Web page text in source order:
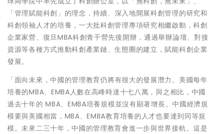
「管理賦能科創 」 的理念，持續、深入地開展科創管理的研究和
科創領袖人才的培養，一大批科創管理專項研究相繼啟動，科創
企業家營、復旦MBA科創青干營先後開辦，通過舉辦論壇、對接
資源等各種方式推動科創產業鏈、生態圈的建立，賦能科創企業
發展。
「面向未來，中國的管理教育仍將有很大的發展潛力。美國每年
培養的MBA、EMBA人數在高峰時達十七八萬，與之相比，中國
過去十年的 MBA、EMBA培養規模並沒有顯著增長。中國經濟規
模要與美國相當，MBA、EMBA教育培養的人才也要達到同等規
模。未來二三十年，中國的管理教育會進一步與世界接軌。這是